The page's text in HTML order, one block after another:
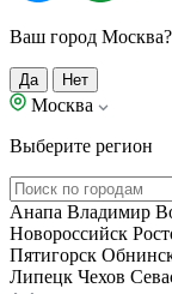
Ваш город Москва?
Да Нет
Москва
Выберите регион
Анапа Владимир
Новороссийск
Пятигорск
Липецк Чехов